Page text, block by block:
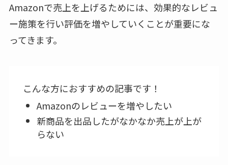
Amazonで売上を上げるためには、効果的なレビュ
ー施策を行い評価を増やしていくことが重要にな
ってきます。
こんな方におすすめの記事です！
Amazonのレビューを増やしたい
新商品を出品したがなかなか売上が上が
らない